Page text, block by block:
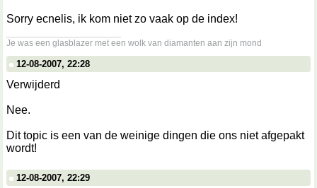
Sorry ecnelis, ik kom niet zo vaak op de index!
Je was een glasblazer met een wolk van diamanten aan zijn mond
12-08-2007, 22:28
Verwijderd
Nee.
Dit topic is een van de weinige dingen die ons niet afgepakt
wordt!
12-08-2007, 22:29